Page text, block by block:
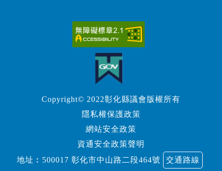
Copyright© 2022彰化縣議會版權所有
隱私權保護政策
網站安全政策
資通安全政策聲明
地址︰500017 彰化市中山路二段464號
交通路線